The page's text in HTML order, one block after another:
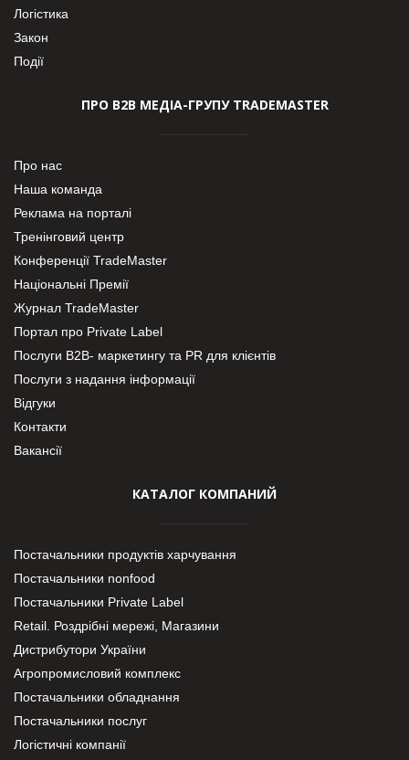
Логістика
Закон
Події
ПРО В2В МЕДІА-ГРУПУ TRADEMASTER
Про нас
Наша команда
Реклама на порталі
Тренінговий центр
Конференції TradeMaster
Національні Премії
Журнал TradeMaster
Портал про Private Label
Послуги В2В- маркетингу та PR для клієнтів
Послуги з надання інформації
Відгуки
Контакти
Вакансії
КАТАЛОГ КОМПАНИЙ
Постачальники продуктів харчування
Постачальники nonfood
Постачальники Private Label
Retail. Роздрібні мережі, Магазини
Дистрибутори України
Агропромисловий комплекс
Постачальники обладнання
Постачальники послуг
Логістичні компанії